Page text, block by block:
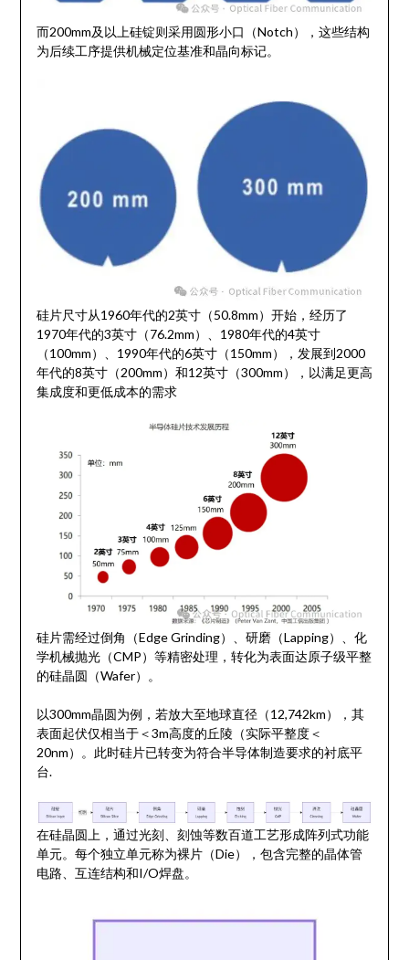
而200mm及以上硅锭则采用圆形小口（Notch），这些结构
为后续工序提供机械定位基准和晶向标记。
硅片尺寸从1960年代的2英寸（50.8mm）开始，经历了
1970年代的3英寸（76.2mm）、1980年代的4英寸
（100mm）、1990年代的6英寸（150mm），发展到2000
年代的8英寸（200mm）和12英寸（300mm），以满足更高
集成度和更低成本的需求
硅片需经过倒角（Edge Grinding）、研磨（Lapping）、化
学机械抛光（CMP）等精密处理，转化为表面达原子级平整
的硅晶圆（Wafer）。
以300mm晶圆为例，若放大至地球直径（12,742km），其
表面起伏仅相当于＜3m高度的丘陵（实际平整度＜
20nm）。此时硅片已转变为符合半导体制造要求的衬底平
台.
在硅晶圆上，通过光刻、刻蚀等数百道工艺形成阵列式功能
单元。每个独立单元称为裸片（Die），包含完整的晶体管
电路、互连结构和I/O焊盘。